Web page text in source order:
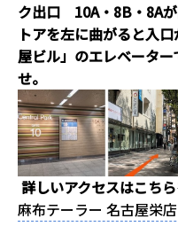
ク出口 10A・8B・8Aが
トアを左に曲がると入
屋ビル」のエレベータ
せ。
詳しいアクセスはこち
麻布テーラー 名古屋栄